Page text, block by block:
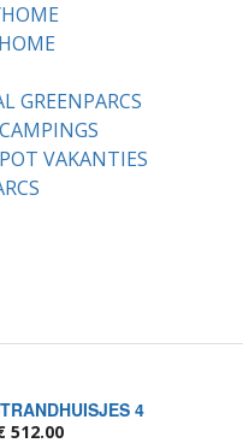
GREENPARCS
VAKANTIES
4
512.00